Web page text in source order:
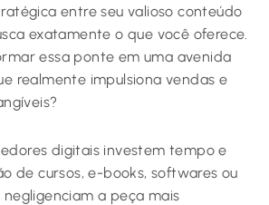
entre seu valioso conteúdo
exatamente o que você oferece.
essa ponte em uma avenida
realmente impulsiona vendas e
digitais investem tempo e
de cursos, e-books, softwares ou
a peça mais